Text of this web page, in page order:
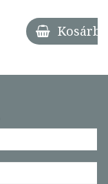
Kosárba